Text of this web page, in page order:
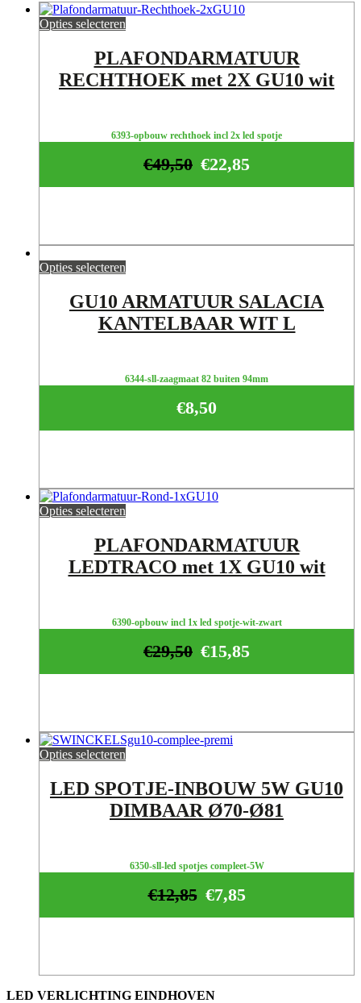
Opties selecteren
PLAFONDARMATUUR
RECHTHOEK met 2X GU10 wit
6393-opbouw rechthoek incl 2x led spotje
€22,85
€49,50
Opties selecteren
GU10 ARMATUUR SALACIA
KANTELBAAR WIT L
6344-sll-zaagmaat 82 buiten 94mm
€8,50
Opties selecteren
PLAFONDARMATUUR
LEDTRACO met 1X GU10 wit
6390-opbouw incl 1x led spotje-wit-zwart
€15,85
€29,50
Opties selecteren
LED SPOTJE-INBOUW 5W GU10
DIMBAAR Ø70-Ø81
6350-sll-led spotjes compleet-5W
€7,85
€12,85
LED VERLICHTING EINDHOVEN